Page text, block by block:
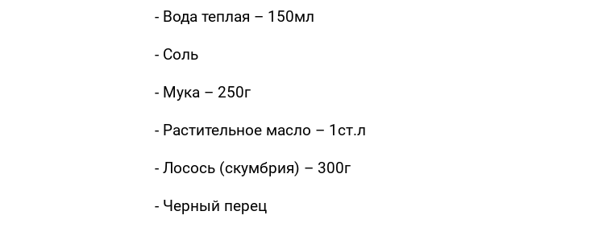
- Вода теплая – 150мл
- Соль
- Мука – 250г
- Растительное масло – 1ст.л
- Лосось (скумбрия) – 300г
- Черный перец